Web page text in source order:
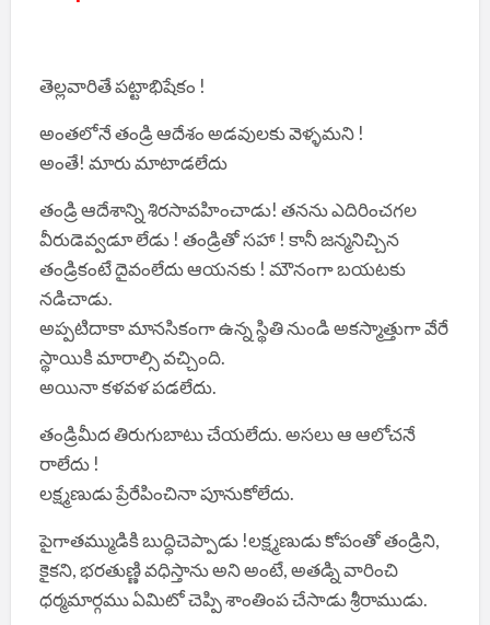
తెల్లవారితే పట్టాభిషేకం !
అంతలోనే తండ్రి ఆదేశం అడవులకు వెళ్ళమని !
అంతే! మారు మాటాడలేదు
తండ్రి ఆదేశాన్ని శిరసావహించాడు! తనను ఎదిరించగల
వీరుడెవ్వడూ లేడు ! తండ్రితో సహా ! కానీ జన్మనిచ్చిన
తండ్రికంటే దైవంలేదు ఆయనకు ! మౌనంగా బయటకు
నడిచాడు.
అప్పటిదాకా మానసికంగా ఉన్న స్థితి నుండి అకస్మాత్తుగా వేరే
స్థాయికి మారాల్సి వచ్చింది.
అయినా కళవళ పడలేదు.
తండ్రిమీద తిరుగుబాటు చేయలేదు. అసలు ఆ ఆలోచనే
రాలేదు !
లక్ష్మణుడు ప్రేరేపించినా పూనుకోలేదు.
పైగాతమ్ముడికి బుద్ధిచెప్పాడు !లక్ష్మణుడు కోపంతో తండ్రిని,
కైకని, భరతుణ్ణి వధిస్తాను అని అంటే, అతడ్ని వారించి
ధర్మమార్గము ఏమిటో చెప్పి శాంతింప చేసాడు శ్రీరాముడు.